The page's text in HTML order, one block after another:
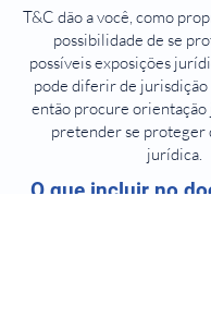
T&C dão a você, como
possibilidade de se
possíveis exposições
pode diferir de jurisdição
então procure
pretender se proteger
jurídica.
O que incluir no